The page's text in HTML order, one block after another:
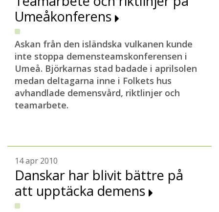
Umeåkonferens
Askan från den isländska vulkanen kunde
inte stoppa demensteamskonferensen i
Umeå. Björkarnas stad badade i aprilsolen
medan deltagarna inne i Folkets hus
avhandlade demensvård, riktlinjer och
teamarbete.
14 apr 2010
Danskar har blivit bättre på
att upptäcka demens